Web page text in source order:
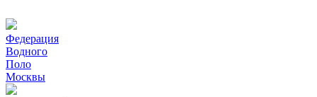
Федерация
Водного
Поло
Москвы